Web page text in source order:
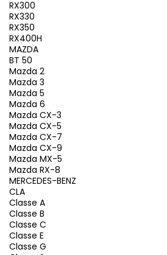
RX300
RX330
RX350
RX400H
MAZDA
BT 50
Mazda 2
Mazda 3
Mazda 5
Mazda 6
Mazda CX-3
Mazda CX-5
Mazda CX-7
Mazda CX-9
Mazda MX-5
Mazda RX-8
MERCEDES-BENZ
CLA
Classe A
Classe B
Classe C
Classe E
Classe G